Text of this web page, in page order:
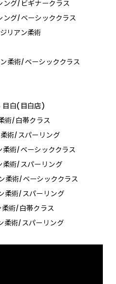
ング/ビギナークラス
ング/ベーシッククラス
リアン柔術
柔術/ベーシッククラス
白(目白店)
術/白帯クラス
術/スパーリング
柔術/ベーシッククラス
柔術/スパーリング
柔術/ベーシッククラス
柔術/スパーリング
柔術/白帯クラス
柔術/スパーリング